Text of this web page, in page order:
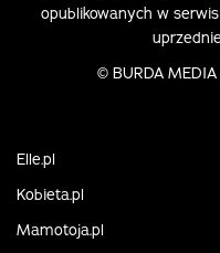
opublikowanych w
© BURDA
Elle.pl
Kobieta.pl
Mamotoja.pl